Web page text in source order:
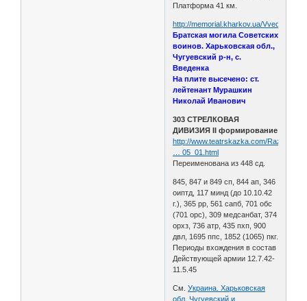
Платформа 41 км.
http://memorial.kharkov.ua/Vvedenka
Братская могила Советских
воинов. Харьковская обл.,
Чугуевский р-н, с.
Введенка
На плите высечено: ст.
лейтенант Мурашкин
Николай Иванович
303 СТРЕЛКОВАЯ
ДИВИЗИЯ II формирование
http://www.teatrskazka.com/Raznoe/
… 05_01.html
Переименована из 448 сд.
845, 847 и 849 сп, 844 ап, 346
оиптд, 117 минд (до 10.10.42
г.), 365 рр, 561 сапб, 701 обс
(701 орс), 309 медсанбат, 374
орхз, 736 атр, 435 пхп, 900
двл, 1695 ппс, 1852 (1065) пкг.
Периоды вхождения в состав
Действующей армии 12.7.42-
11.5.45
См.Украина. Харьковская
обл. Чугуевский и